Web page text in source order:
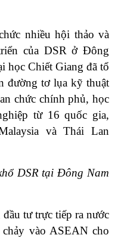
nhiều hội thảo và
của DSR ở Đông
học Chiết Giang đã tổ
đường tơ lụa kỹ thuật
chức chính phủ, học
từ 16 quốc gia,
và Thái Lan
DSR tại Đông Nam
tư trực tiếp ra nước
vào ASEAN cho